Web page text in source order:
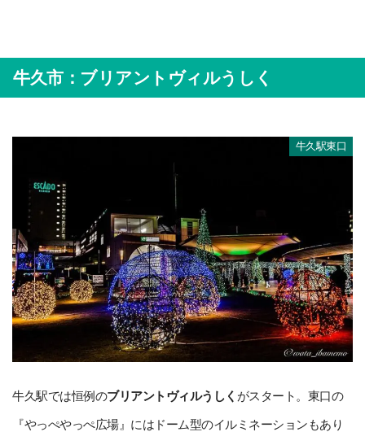
牛久市：ブリアントヴィルうしく
牛久駅東口
牛久駅では恒例のブリアントヴィルうしく がスタート。東口の
『やっぺやっぺ広場』にはドーム型のイルミネーションもあり